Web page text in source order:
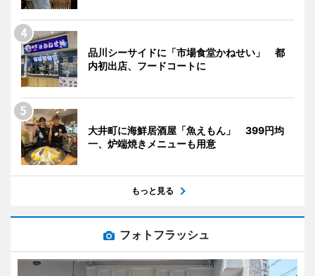
品川シーサイドに「市場食堂かねせい」 都
内初出店、フードコートに
大井町に海鮮居酒屋「魚えもん」 399円均
一、炉端焼きメニューも用意
もっと見る
フォトフラッシュ